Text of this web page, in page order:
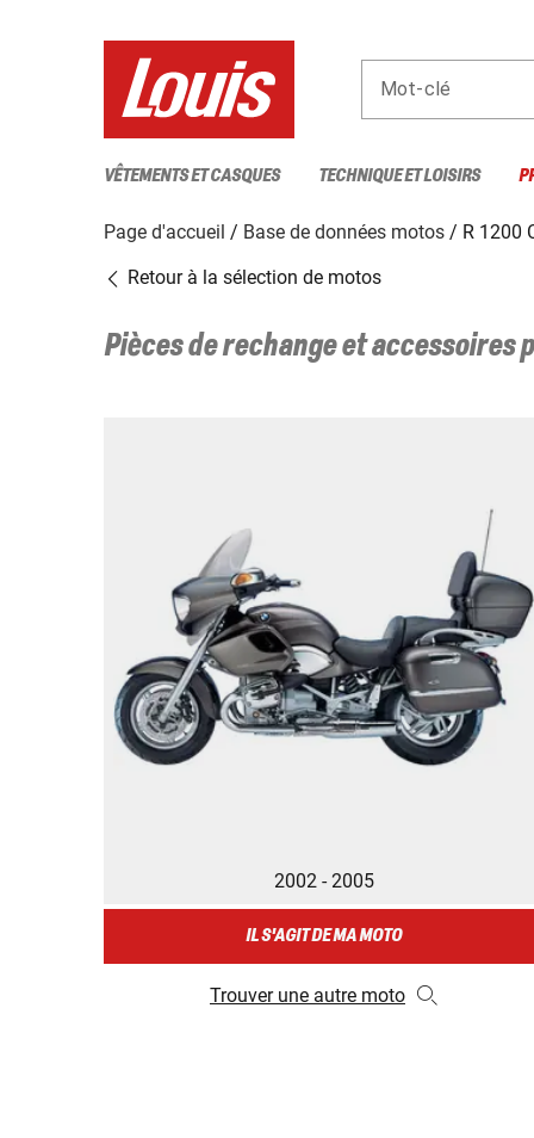
Mot-clé
VÊTEMENTS ET CASQUES TECHNIQUE ET LOISIRS
Page d'accueil Base de données motos
R 1200
Retour à la sélection de motos
Pièces de rechange et accessoires
2002 - 2005
IL S'AGIT DE MA MOTO
Trouver une autre moto